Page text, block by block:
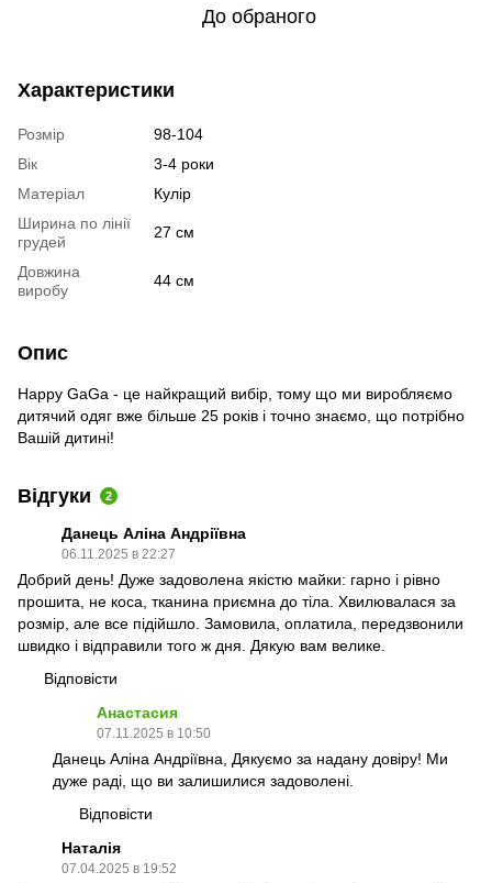
До обраного
Характеристики
Розмір
98-104
Вік
3-4 роки
Матеріал
Кулір
Ширина по лінії
грудей
27 см
Довжина
виробу
44 см
Опис
Happy GaGa - це найкращий вибір, тому що ми виробляємо
дитячий одяг вже більше 25 років і точно знаємо, що потрібно
Вашій дитині!
Відгуки 2
Данець Аліна Андріївна
06.11.2025 в 22:27
Добрий день! Дуже задоволена якістю майки: гарно і рівно
прошита, не коса, тканина приємна до тіла. Хвилювалася за
розмір, але все підійшло. Замовила, оплатила, передзвонили
швидко і відправили того ж дня. Дякую вам велике.
Відповісти
Анастасия
07.11.2025 в 10:50
Данець Аліна Андріївна, Дякуємо за надану довіру! Ми
дуже раді, що ви залишилися задоволені.
Відповісти
Наталія
07.04.2025 в 19:52